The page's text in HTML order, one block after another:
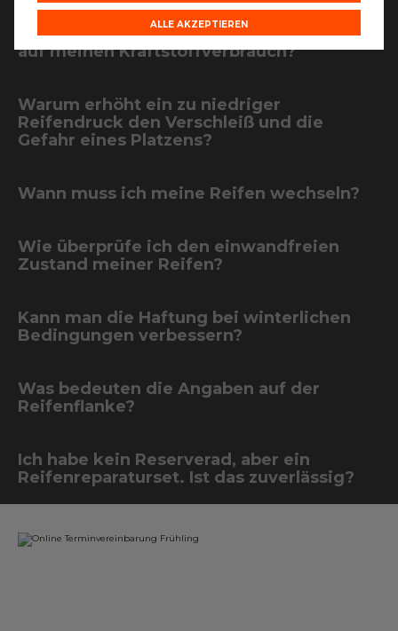
Hat der Zustand meiner Reifen Einfluss
auf meinen Kraftstoffverbrauch?
Warum erhöht ein zu niedriger
Reifendruck den Verschleiß und die
Gefahr eines Platzens?
Wann muss ich meine Reifen wechseln?
Wie überprüfe ich den einwandfreien
Zustand meiner Reifen?
Kann man die Haftung bei winterlichen
Bedingungen verbessern?
Was bedeuten die Angaben auf der
Reifenflanke?
Ich habe kein Reserverad, aber ein
Reifenreparaturset. Ist das zuverlässig?
ALLE AKZEPTIEREN